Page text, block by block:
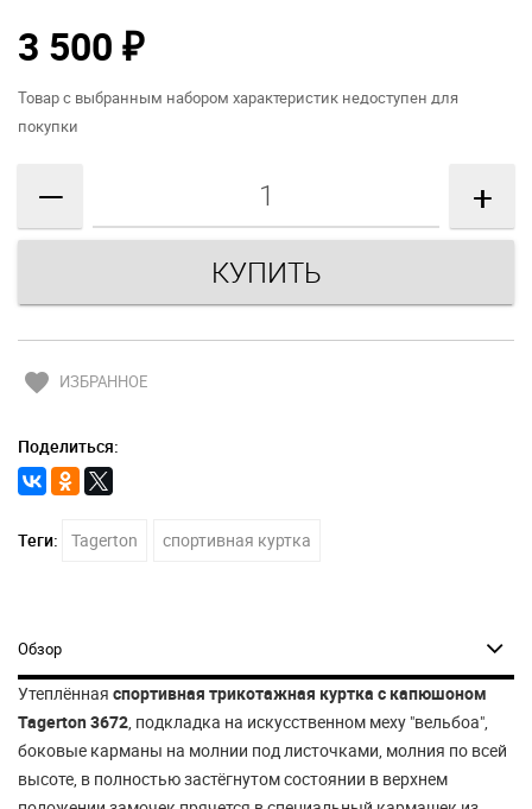
3 500 ₽
Товар с выбранным набором характеристик недоступен для
покупки
— +
favorite ИЗБРАННОЕ
Поделиться:
Теги: Tagerton спортивная куртка
Обзор
Утеплённая спортивная трикотажная куртка с капюшоном
Tagerton 3672 , подкладка на искусственном меху "вельбоа",
боковые карманы на молнии под листочками, молния по всей
высоте, в полностью застёгнутом состоянии в верхнем